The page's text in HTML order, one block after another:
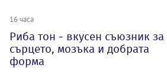
16 часа
Риба тон - вкусен съюзник за
сърцето, мозъка и добрата
форма